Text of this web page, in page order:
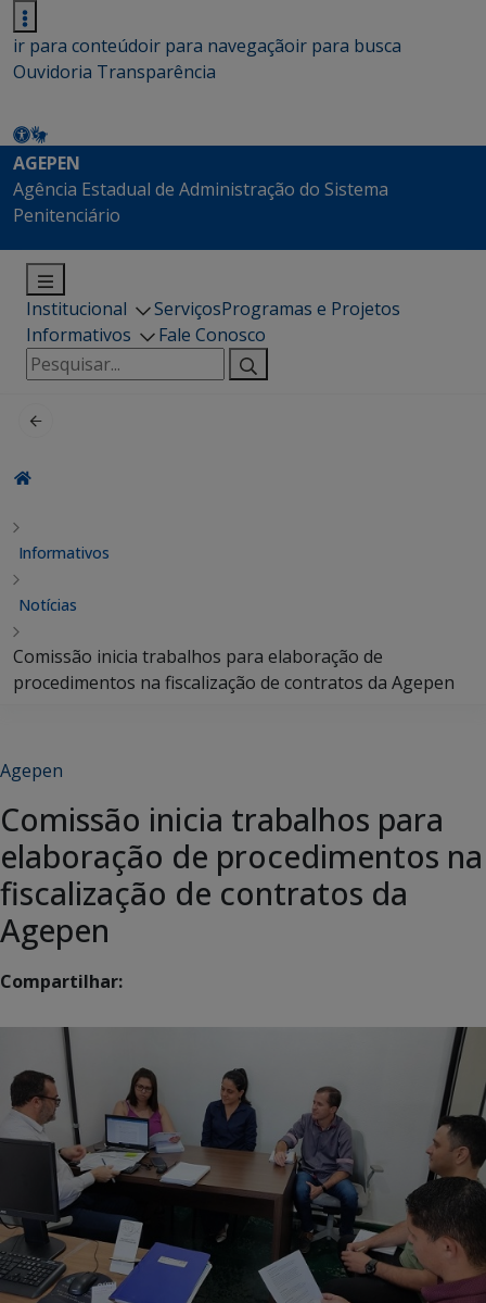
ir para conteúdoir para navegaçãoir para busca
Ouvidoria Transparência
AGEPEN
Agência Estadual de Administração do Sistema
Penitenciário
Institucional ServiçosProgramas e Projetos
Informativos
Fale Conosco
Pesquisar
por:
Informativos
Notícias
Comissão inicia trabalhos para elaboração de
procedimentos na fiscalização de contratos da Agepen
Agepen
Comissão inicia trabalhos para
elaboração de procedimentos na
fiscalização de contratos da
Agepen
Compartilhar: